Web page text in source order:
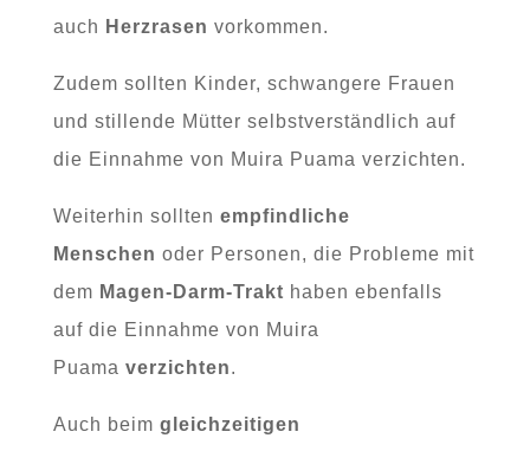
auch Herzrasen vorkommen.
Zudem sollten Kinder, schwangere Frauen
und stillende Mütter selbstverständlich auf
die Einnahme von Muira Puama verzichten.
Weiterhin sollten empfindliche
Menschen oder Personen, die Probleme mit
dem Magen-Darm-Trakt haben ebenfalls
auf die Einnahme von Muira
Puama verzichten.
Auch beim gleichzeitigen